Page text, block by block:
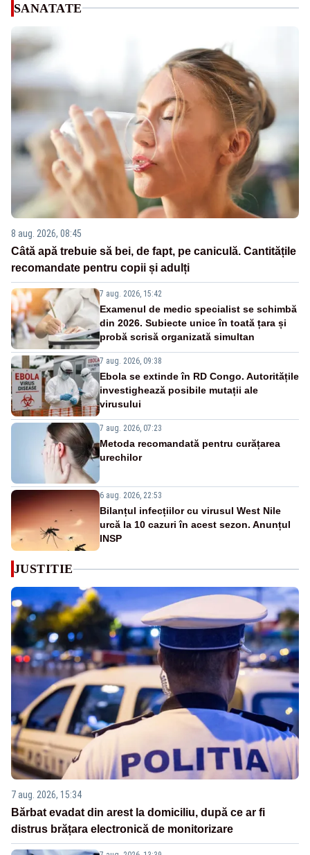
SANATATE
8 aug. 2026, 08:45
Câtă apă trebuie să bei, de fapt, pe caniculă. Cantitățile
recomandate pentru copii și adulți
7 aug. 2026, 15:42
Examenul de medic specialist se schimbă
din 2026. Subiecte unice în toată țara și
probă scrisă organizată simultan
7 aug. 2026, 09:38
Ebola se extinde în RD Congo. Autoritățile
investighează posibile mutații ale
virusului
7 aug. 2026, 07:23
Metoda recomandată pentru curățarea
urechilor
6 aug. 2026, 22:53
Bilanțul infecțiilor cu virusul West Nile
urcă la 10 cazuri în acest sezon. Anunțul
INSP
JUSTITIE
7 aug. 2026, 15:34
Bărbat evadat din arest la domiciliu, după ce ar fi
distrus brățara electronică de monitorizare